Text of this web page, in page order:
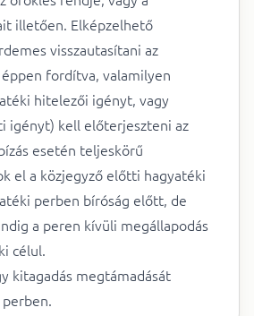
illetően. Elképzelhető
visszautasítani az
fordítva, valamilyen
hitelezői igényt, vagy
igényt) kell előterjeszteni az
esetén teljeskörű
el a közjegyző előtti hagyatéki
perben bíróság előtt, de
a peren kívüli megállapodás
célul.
kitagadás megtámadását